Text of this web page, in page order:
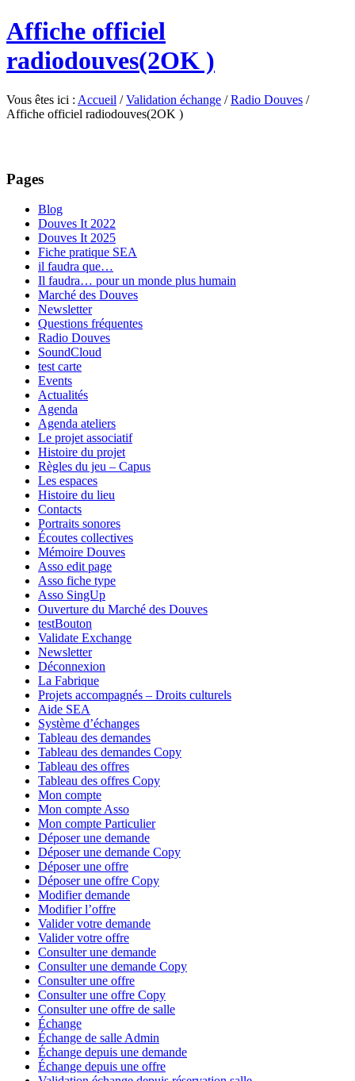
Affiche officiel
radiodouves(2OK )
Vous êtes ici : Accueil / Validation échange / Radio Douves /
Affiche officiel radiodouves(2OK )
Pages
Blog
Douves It 2022
Douves It 2025
Fiche pratique SEA
il faudra que…
Il faudra… pour un monde plus humain
Marché des Douves
Newsletter
Questions fréquentes
Radio Douves
SoundCloud
test carte
Events
Actualités
Agenda
Agenda ateliers
Le projet associatif
Histoire du projet
Règles du jeu – Capus
Les espaces
Histoire du lieu
Contacts
Portraits sonores
Écoutes collectives
Mémoire Douves
Asso edit page
Asso fiche type
Asso SingUp
Ouverture du Marché des Douves
testBouton
Validate Exchange
Newsletter
Déconnexion
La Fabrique
Projets accompagnés – Droits culturels
Aide SEA
Système d’échanges
Tableau des demandes
Tableau des demandes Copy
Tableau des offres
Tableau des offres Copy
Mon compte
Mon compte Asso
Mon compte Particulier
Déposer une demande
Déposer une demande Copy
Déposer une offre
Déposer une offre Copy
Modifier demande
Modifier l’offre
Valider votre demande
Valider votre offre
Consulter une demande
Consulter une demande Copy
Consulter une offre
Consulter une offre Copy
Consulter une offre de salle
Échange
Échange de salle Admin
Échange depuis une demande
Échange depuis une offre